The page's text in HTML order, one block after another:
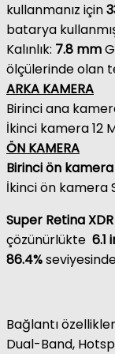
kullanmanız için
batarya
Kalınlık: 7.8 mm
ölçülerinde olan
ARKA KAMERA
Birinci ana
İkinci kamera12
ÖN KAMERA
Birinci ön kamera
İkinci ön kamera
Super Retina XDR
çözünürlükte 6.1
86.4%
Bağlantı
Dual-Band,